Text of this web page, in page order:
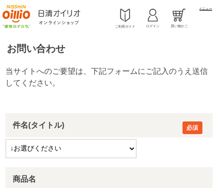
ご利用ガイド ログイン 買い物かご
メニュー
お問い合わせ
件名(タイトル)
商品名